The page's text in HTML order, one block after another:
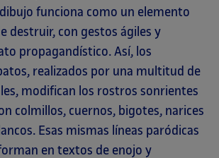
funciona como un elemento
destruir, con gestos ágiles y
propagandístico. Así, los
realizados por una multitud de
modifican los rostros sonrientes
colmillos, cuernos, bigotes, narices
Esas mismas líneas paródicas
en textos de enojo y